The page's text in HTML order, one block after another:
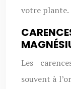
votre plante.
Les
souvent à